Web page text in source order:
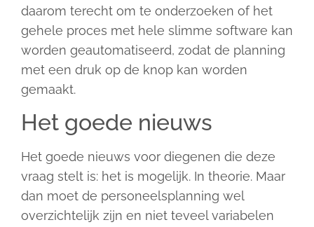
daarom terecht om te onderzoeken of het
gehele proces met hele slimme software kan
worden geautomatiseerd, zodat de planning
met een druk op de knop kan worden
gemaakt.
Het goede nieuws
Het goede nieuws voor diegenen die deze
vraag stelt is: het is mogelijk. In theorie. Maar
dan moet de personeelsplanning wel
overzichtelijk zijn en niet teveel variabelen